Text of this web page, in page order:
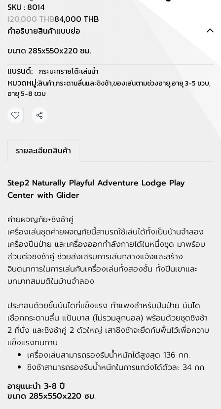
SKU : 8014
120,000 THB84,000 THB
คำอธิบายสินค้าแบบย่อ
ขนาด 285x550x220 ซม.
แบรนด์:
กระบะทรายโต๊ะเล่นน้ำ
หมวดหมู่:สินค้า,กระดานลื่นและชิงช้า,ของเล่นตามช่วงอายุ,อายุ 3-5 ขวบ,
อายุ 5-8 ขวบ
แชร์
รายละเอียดสินค้า
Step2 Naturally Playful Adventure Lodge Play
Center with Glider
ค่ายผจญภัย+ชิงช้าคู่
เครื่องเล่นชุดค่ายผจญภัยนี้สามรถใช้เล่นได้ทั้งเป็นบ้านจำลอง
เครื่องปีนป่าย และเครื่องออกกำลังกายได้ในหนึ่งชุด มาพร้อม
ส่วนต่อชิงช้าคู่ ช่วยส่งเสริมการเล่นกลางแจ้งและสร้าง
จินตนาการในการเล่นกับเครื่องเล่นทั้งสองชั้น ทั้งปีนเขาและ
บทบาทสมมติในบ้านจำลอง
ประกอบด้วยขั้นบันไดที่แข็งแรง กำแพงสำหรับปีนป่าย บันได
เชือกกระดานลื่น แป้นบาส (ไม่รวมลูกบอล) พร้อมด้วยชุดชิงช้า
2 ที่นั่ง และชิงช้าคู่ 2 ตัวใหญ่ เสาชิงช้าจะยึดกับพื้นไว้เพื่อความ
แข็งแรงทนทาน
เครื่องเล่นสามารถรองรับน้ำหนักได้สูงสุด 136 กก.
ชิงช้าสามารถรองรับน้ำหนักในการแกว่งได้ตัวละ 34 กก.
อายุแนะนำ 3-8 ปี
ขนาด 285x550x220 ซม.